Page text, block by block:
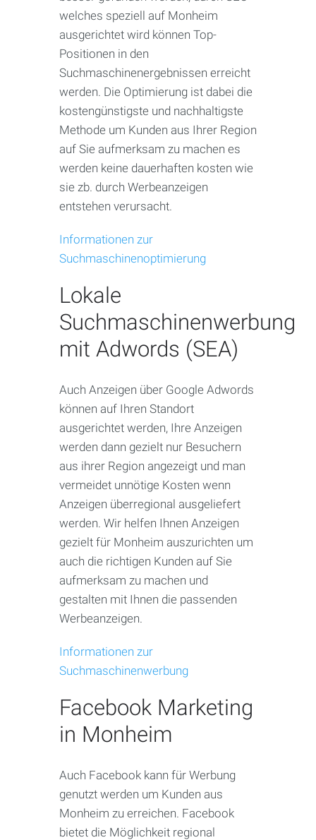
welches speziell auf Monheim
ausgerichtet wird können Top-
Positionen in den
Suchmaschinenergebnissen erreicht
werden. Die Optimierung ist dabei die
kostengünstigste und nachhaltigste
Methode um Kunden aus Ihrer Region
auf Sie aufmerksam zu machen es
werden keine dauerhaften kosten wie
sie zb. durch Werbeanzeigen
entstehen verursacht.
Informationen zur
Suchmaschinenoptimierung
Lokale
Suchmaschinenwerbung
mit Adwords (SEA)
Auch Anzeigen über Google Adwords
können auf Ihren Standort
ausgerichtet werden, Ihre Anzeigen
werden dann gezielt nur Besuchern
aus ihrer Region angezeigt und man
vermeidet unnötige Kosten wenn
Anzeigen überregional ausgeliefert
werden. Wir helfen Ihnen Anzeigen
gezielt für Monheim auszurichten um
auch die richtigen Kunden auf Sie
aufmerksam zu machen und
gestalten mit Ihnen die passenden
Werbeanzeigen.
Informationen zur
Suchmaschinenwerbung
Facebook Marketing
in Monheim
Auch Facebook kann für Werbung
genutzt werden um Kunden aus
Monheim zu erreichen. Facebook
bietet die Möglichkeit regional